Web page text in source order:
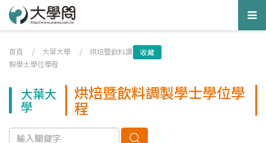
首頁 / 大葉大學 / 烘焙暨飲料調
製學士學位學程
收藏
大葉大
學
烘焙暨飲料調製學士學位學
程